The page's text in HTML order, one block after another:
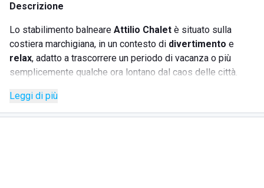
Descrizione
Lo stabilimento balneare Attilio Chalet è situato sulla
costiera marchigiana, in un contesto di divertimento e
relax, adatto a trascorrere un periodo di vacanza o più
semplicemente qualche ora lontano dal caos delle città.
offre alla sua clientela la possibilità di noleggiare
ombrellonielettiniper godere a pieno del calore e dello
Leggi di più